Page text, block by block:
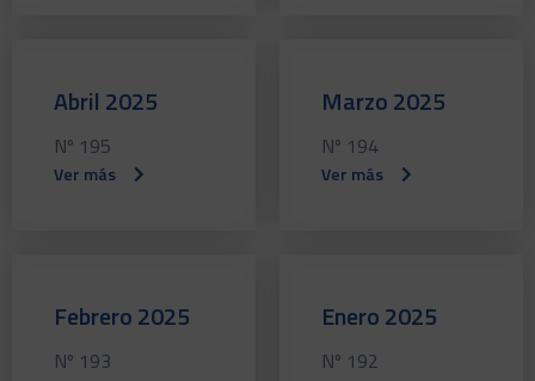
Abril 2025
Nº 195
Ver más
Marzo 2025
Nº 194
Ver más
Febrero 2025
Nº 193
Enero 2025
Nº 192